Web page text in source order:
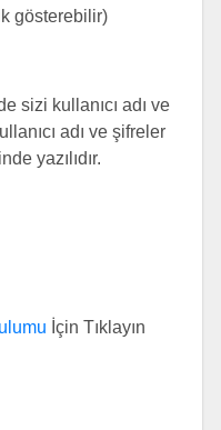
gösterebilir)
sizi kullanıcı adı ve
adı ve şifreler
yazılıdır.
İçin Tıklayın